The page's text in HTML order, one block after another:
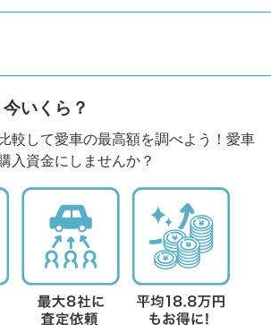
いくら？
較して愛車の最高額を調べよう！愛車
入資金にしませんか？